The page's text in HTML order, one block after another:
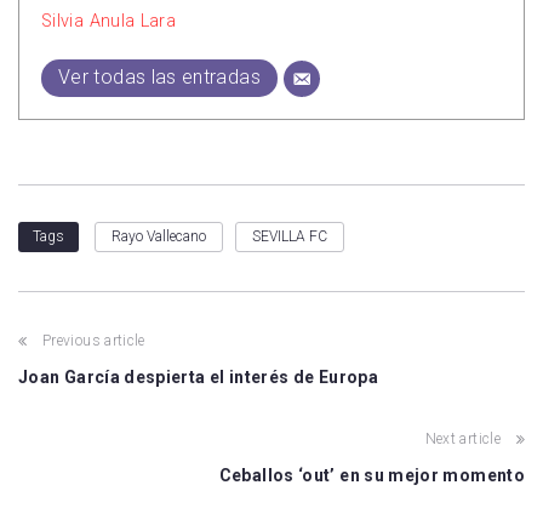
Silvia Anula Lara
Ver todas las entradas
Tags Rayo Vallecano SEVILLA FC
Previous article
Joan García despierta el interés de Europa
Next article
Ceballos ‘out’ en su mejor momento